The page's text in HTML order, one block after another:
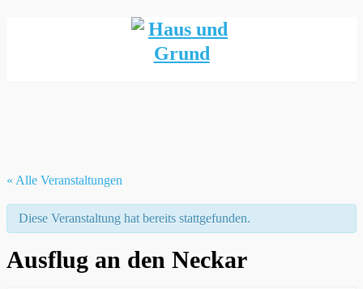
« Alle Veranstaltungen
Diese Veranstaltung hat bereits stattgefunden.
Ausflug an den Neckar
Einverstanden!